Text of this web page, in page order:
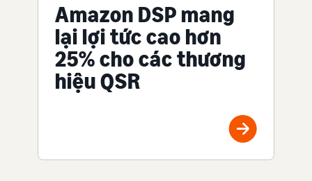
Amazon DSP mang
lại lợi tức cao hơn
25% cho các thương
hiệu QSR